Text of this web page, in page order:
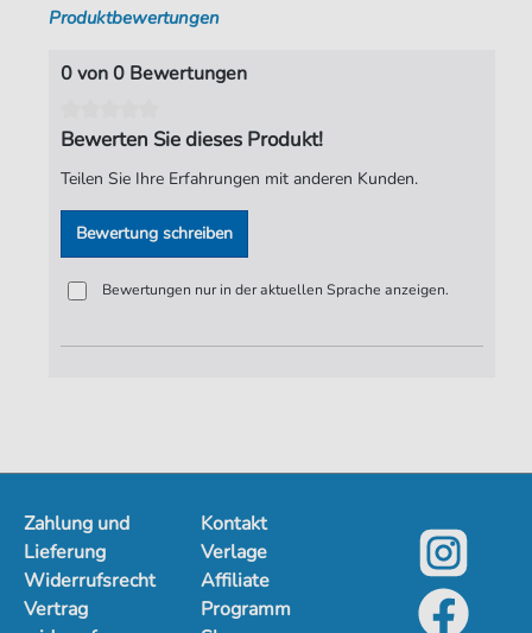
Tonart:
Künstler:
Seiten:
3
Verlag:
Produktbewertungen
0 von 0 Bewertungen
Bewerten Sie dieses Produkt!
Teilen Sie Ihre Erfahrungen mit anderen Kunden.
Bewertung schreiben
Bewertungen nur in der aktuellen Sprache anzeigen.
Zahlung und
Lieferung
Widerrufsrecht
Vertrag
Kontakt
Verlage
Affiliate
Programm